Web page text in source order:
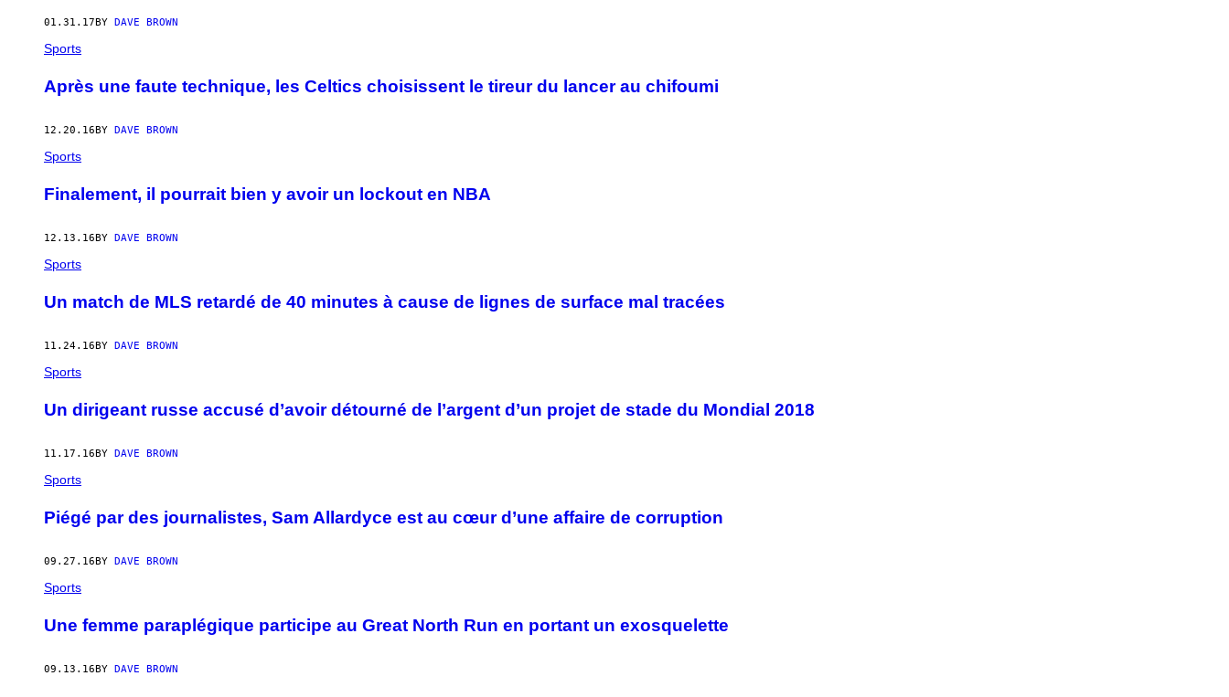
01.31.17 BY DAVE BROWN
Sports
Après une faute technique, les Celtics choisissent le tireur du lancer au chifoumi
12.20.16 BY DAVE BROWN
Sports
Finalement, il pourrait bien y avoir un lockout en NBA
12.13.16 BY DAVE BROWN
Sports
Un match de MLS retardé de 40 minutes à cause de lignes de surface mal tracées
11.24.16 BY DAVE BROWN
Sports
​Un dirigeant russe accusé d’avoir détourné de l’argent d’un projet de stade du Mondial 2018
11.17.16 BY DAVE BROWN
Sports
Piégé par des journalistes, Sam Allardyce est au cœur d’une affaire de corruption
09.27.16 BY DAVE BROWN
Sports
Une femme paraplégique participe au Great North Run en portant un exosquelette
09.13.16 BY DAVE BROWN